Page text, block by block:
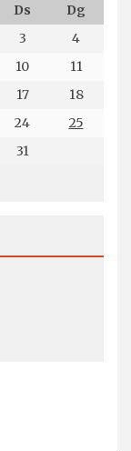
Ds
Dg
3
4
10
11
17
18
24
25
31